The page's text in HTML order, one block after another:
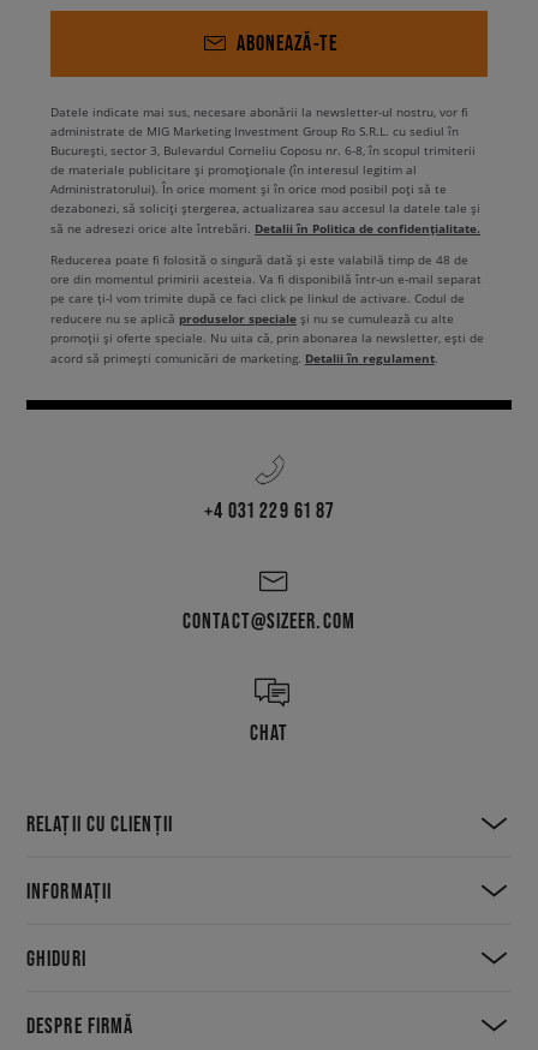
ABONEAZĂ-TE
Datele indicate mai sus, necesare abonării la newsletter-ul nostru, vor fi
administrate de MIG Marketing Investment Group Ro S.R.L. cu sediul în
București, sector 3, Bulevardul Corneliu Coposu nr. 6-8, în scopul trimiterii
de materiale publicitare și promoționale (în interesul legitim al
Administratorului). În orice moment și în orice mod posibil poți să te
dezabonezi, să soliciți ștergerea, actualizarea sau accesul la datele tale și
să ne adresezi orice alte întrebări. Detalii în Politica de confidențialitate.
Reducerea poate fi folosită o singură dată și este valabilă timp de 48 de
ore din momentul primirii acesteia. Va fi disponibilă într-un e-mail separat
pe care ți-l vom trimite după ce faci click pe linkul de activare. Codul de
reducere nu se aplică produselor speciale și nu se cumulează cu alte
promoții și oferte speciale. Nu uita că, prin abonarea la newsletter, ești de
acord să primești comunicări de marketing. Detalii în regulament
+4 031 229 61 87
CONTACT@SIZEER.COM
CHAT
RELAȚII CU CLIENȚII
INFORMAȚII
GHIDURI
DESPRE FIRMĂ